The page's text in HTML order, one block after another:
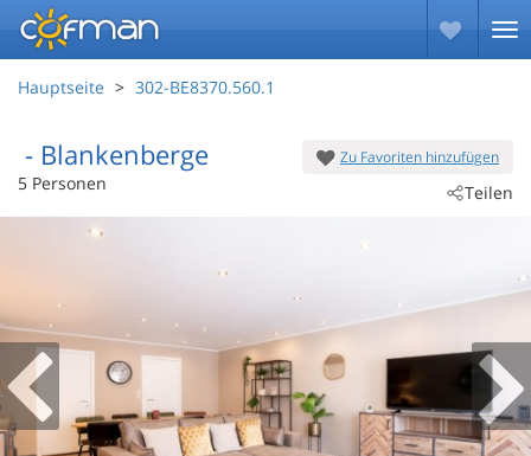
Hauptseite 302-BE8370.560.1
Zu Favoriten hinzufügen
Teilen
- 8370
- Blankenberge
5 Personen